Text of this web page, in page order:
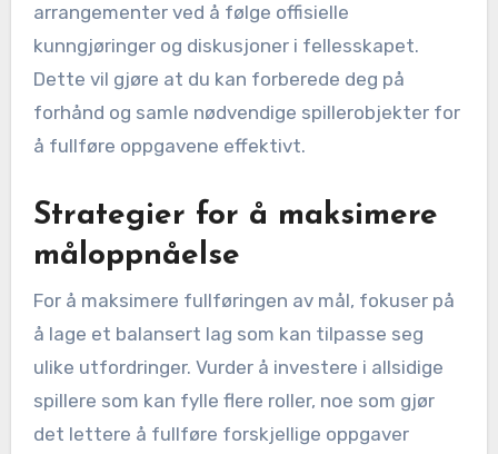
arrangementer ved å følge offisielle
kunngjøringer og diskusjoner i fellesskapet.
Dette vil gjøre at du kan forberede deg på
forhånd og samle nødvendige spillerobjekter for
å fullføre oppgavene effektivt.
Strategier for å maksimere
måloppnåelse
For å maksimere fullføringen av mål, fokuser på
å lage et balansert lag som kan tilpasse seg
ulike utfordringer. Vurder å investere i allsidige
spillere som kan fylle flere roller, noe som gjør
det lettere å fullføre forskjellige oppgaver